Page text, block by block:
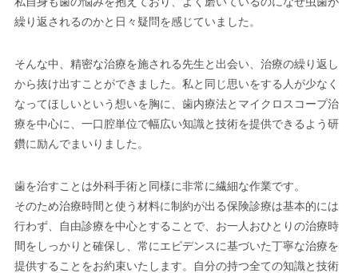
繰り返されるのかと⽇々疑問を感じていました。
そんな中、精密な治療を施される先⽣と出会い、治療の繰り返し
から抜け出すことができました。私と同じ思いをする⼈が少なく
なってほしいという想いを胸に、⻭内療法とマイクロスコープ治
療を中⼼に、⼀⼝腔単位で幅広い知識と技術を提供できるよう研
鑽に励んでまいりました。
⻭を治すことは外科⼿術と同様に⾮常に繊細な作業です。
そのため治療時間と使う材料に制約が出る保険診療は基本的には
⾏わず、⾃由診療を中⼼とすることで、お⼀⼈おひとりの治療時
間をしっかりと確保し、常にエビデンスに基づいた丁寧な治療を
提供することをお約束いたします。⾃分の持つ全ての知識と技術